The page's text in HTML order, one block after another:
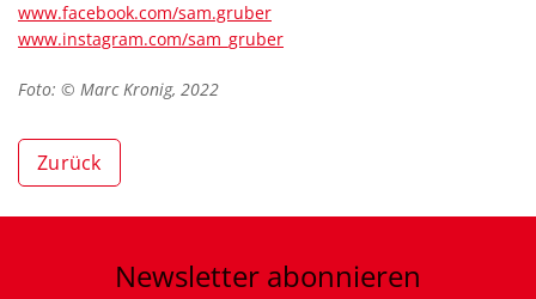
www.facebook.com/sam.gruber
www.instagram.com/sam_gruber
Foto: © Marc Kronig, 2022
Zurück
Newsletter abonnieren